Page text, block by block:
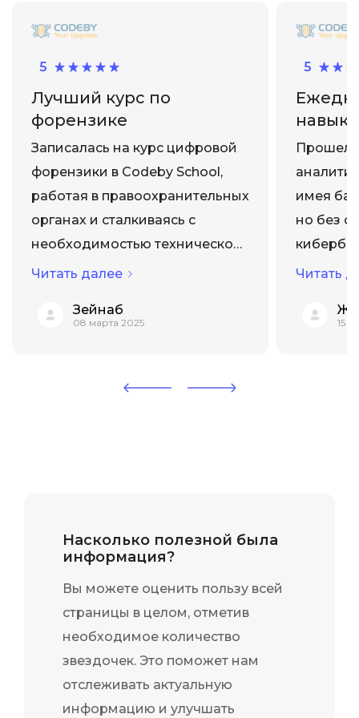
Лучший курс по
форензике
Записалась на курс цифровой
форензики в Codeby School,
работая в правоохранительных
органах и сталкиваясь с
необходимостью технической
экспертизы
Программа очень практичная:
процессуальной легализации.
Читать далее
Зейнаб
08 марта 2025
5
курсе
Прошел
имея
но без
Читать
15
5
Насколько полезной была
информация?
Вы можете оценить пользу всей
страницы в целом, отметив
необходимое количество
звездочек. Это поможет нам
отслеживать актуальную
информацию и улучшать